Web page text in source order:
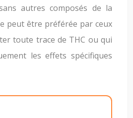
autres composés de la
peut être préférée par ceux
toute trace de THC ou qui
les effets spécifiques